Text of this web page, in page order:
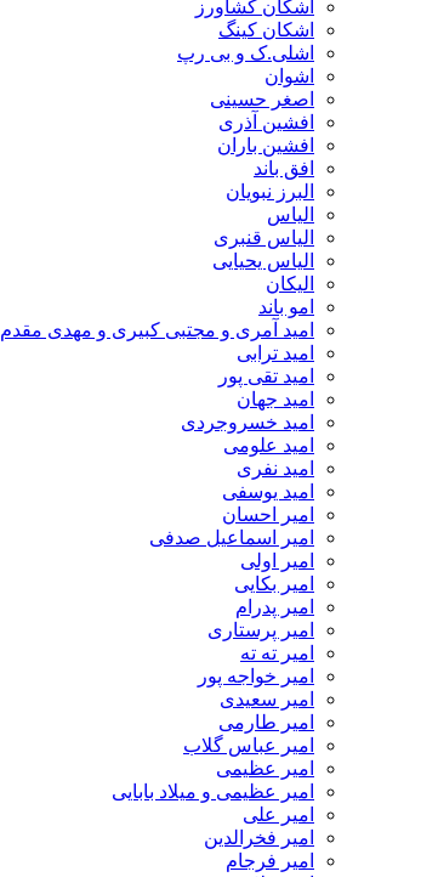
اشکان کشاورز
اشکان کینگ
اشلی.ک و بی رپ
اشوان
اصغر حسینی
افشین آذری
افشین باران
افق باند
البرز نبویان
الیاس
الیاس قنبرى
الیاس یحیایی
الیکان
امو باند
امید آمری و مجتبی کبیری و مهدى مقدم
امید ترابی
امید تقی پور
امید جهان
امید خسروجردی
امید علومی
امید نفری
امید یوسفی
امیر احسان
امیر اسماعیل صدفی
امیر اولی
امیر بکایی
امیر پدرام
امیر پرستاری
امیر ته ته
امیر خواجه پور
امیر سعیدی
امیر طارمی
امیر عباس گلاب
امیر عظیمی
امیر عظیمی و میلاد بابایی
امیر علی
امیر فخرالدین
امیر فرجام